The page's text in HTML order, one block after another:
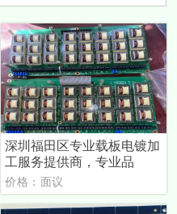
深圳福田区专业载板电镀加
工服务提供商，专业品
价格：面议